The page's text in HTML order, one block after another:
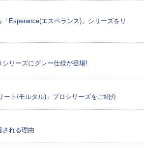
Esperance(エスペランス)」シリーズをリ
シリーズにグレー仕様が登場!
ート/モルタル)」プロシリーズをご紹介
される理由